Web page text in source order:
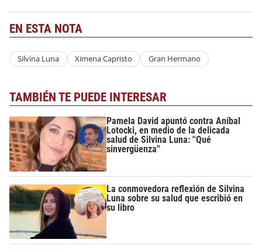
EN ESTA NOTA
Silvina Luna Ximena Capristo Gran Hermano
TAMBIÉN TE PUEDE INTERESAR
Pamela David apuntó contra Aníbal
Lotocki, en medio de la delicada
salud de Silvina Luna: ''Qué
sinvergüenza''
La conmovedora reflexión de Silvina
Luna sobre su salud que escribió en
su libro